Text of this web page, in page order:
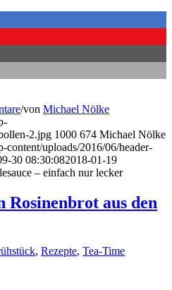
/von Michael Nölke
2.jpg 1000 674 Michael Nölke
content/uploads/2016/06/header-
30 08:30:082018-01-19
– einfach nur lecker
Rosinenbrot aus den
, Rezepte, Tea-Time